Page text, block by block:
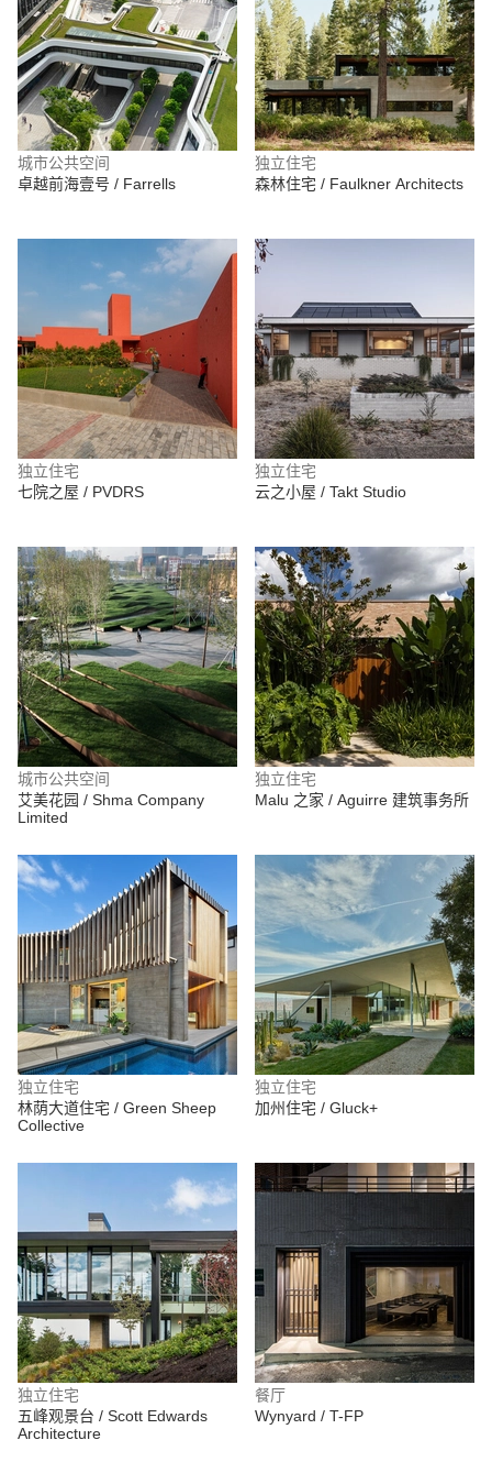
城市公共空间
卓越前海壹号 / Farrells
独立住宅
森林住宅 / Faulkner Architects
独立住宅
七院之屋 / PVDRS
独立住宅
云之小屋 / Takt Studio
城市公共空间
艾美花园 / Shma Company
Limited
独立住宅
Malu 之家 / Aguirre 建筑事务所
独立住宅
林荫大道住宅 / Green Sheep
Collective
独立住宅
加州住宅 / Gluck+
独立住宅
五峰观景台 / Scott Edwards
Architecture
餐厅
Wynyard / T-FP